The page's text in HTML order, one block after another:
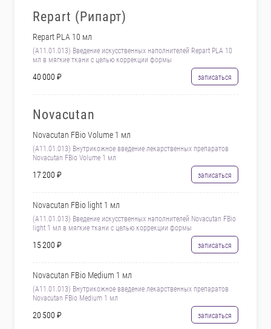
Repart (Рипарт)
Repart PLA 10 мл
(А11.01.013) Введение искусственных наполнителей Repart PLA 10
мл в мягкие ткани с целью коррекции формы
40 000 ₽ записаться
Novacutan
Novacutan FBio Volume 1 мл
(А11.01.013) Внутрикожное введение лекарственных препаратов
Novacutan FBio Volume 1 мл
17 200 ₽ записаться
Novacutan FBio light 1 мл
(А11.01.013) Введение искусственных наполнителей Novacutan FBio
light 1 мл в мягкие ткани с целью коррекции формы
15 200 ₽ записаться
Novacutan FBio Medium 1 мл
(А11.01.013) Внутрикожное введение лекарственных препаратов
Novacutan FBio Medium 1 мл
20 500 ₽ записаться